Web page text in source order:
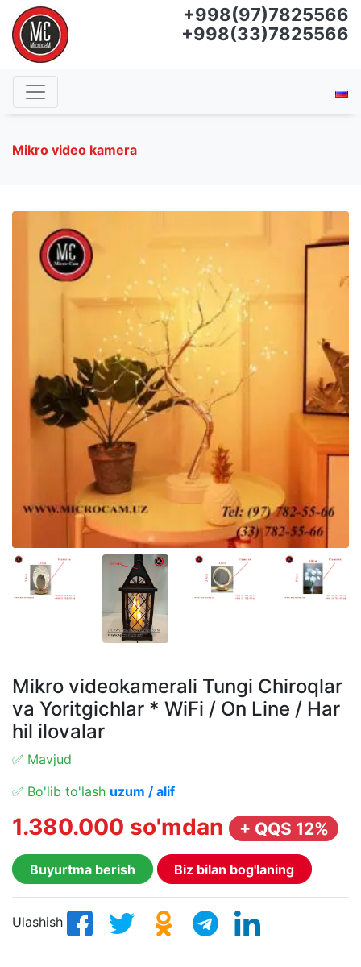
+998(97)7825566
+998(33)7825566
Mikro video kamera
Mikro videokamerali Tungi Chiroqlar
va Yoritgichlar * WiFi / On Line / Har
hil ilovalar
✅ Mavjud
✅ Bo'lib to'lash uzum / alif
1.380.000 so'mdan + QQS 12%
Buyurtma berish Biz bilan bog'laning
Ulashish